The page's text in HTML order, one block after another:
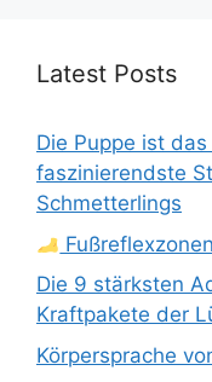
Latest Posts
Die Puppe ist
faszinierendste
Schmetterlings
Die 9 stärksten
Kraftpakete der
Körpersprache